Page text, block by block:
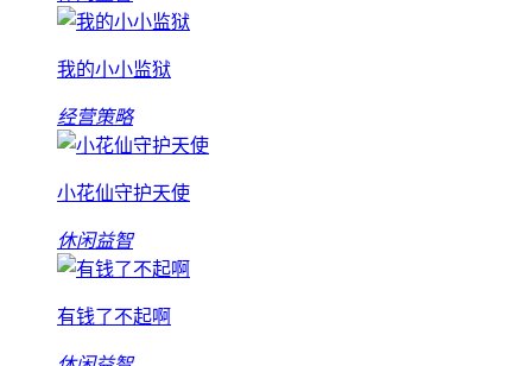
我的小小监狱
经营策略
小花仙守护天使
休闲益智
有钱了不起啊